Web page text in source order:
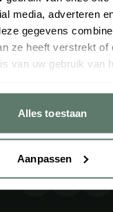
media, adverteren
gegevens
ze heeft verstrekt of
van uw gebruik van
Alles toestaan
Aanpassen
61589
Leverbaar z.s.m.
Meld u aan voor
via